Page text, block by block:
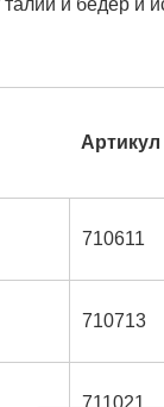
и бедер и
Артикул
710611
710713
711021